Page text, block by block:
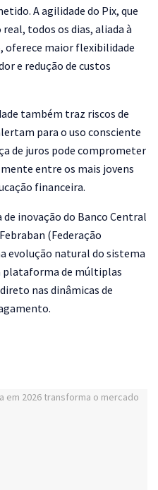
A agilidade do Pix, que
todos os dias, aliada à
oferece maior flexibilidade
e redução de custos
também traz riscos de
para o uso consciente
de juros pode comprometer
entre os mais jovens
financeira.
inovação do Banco Central
(Federação
evolução natural do sistema
plataforma de múltiplas
nas dinâmicas de